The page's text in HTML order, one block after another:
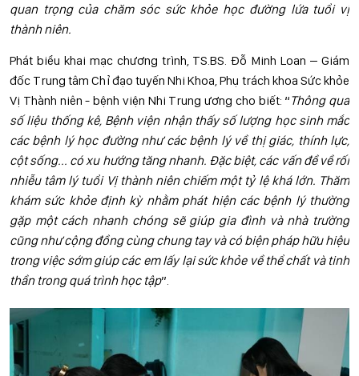
quan trọng của chăm sóc sức khỏe học đường lứa tuổi vị
thành niên.
Phát biểu khai mạc chương trình, TS.BS. Đỗ Minh Loan – Giám
đốc Trung tâm Chỉ đạo tuyến Nhi Khoa, Phụ trách khoa Sức khỏe
Vị Thành niên - bệnh viện Nhi Trung ương cho biết: “Thông qua
số liệu thống kê, Bệnh viện nhận thấy số lượng học sinh mắc
các bệnh lý học đường như các bệnh lý về thị giác, thính lực,
cột sống... có xu hướng tăng nhanh. Đặc biệt, các vấn đề về rối
nhiễu tâm lý tuổi Vị thành niên chiếm một tỷ lệ khá lớn. Thăm
khám sức khỏe định kỳ nhằm phát hiện các bệnh lý thường
gặp một cách nhanh chóng sẽ giúp gia đình và nhà trường
cũng như cộng đồng cùng chung tay và có biện pháp hữu hiệu
trong việc sớm giúp các em lấy lại sức khỏe về thể chất và tinh
thần trong quá trình học tập”.